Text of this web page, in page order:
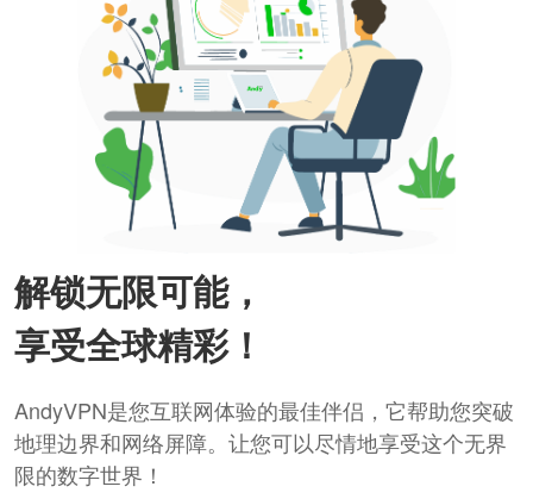
解锁无限可能，
享受全球精彩！
AndyVPN是您互联网体验的最佳伴侣，它帮助您突破
地理边界和网络屏障。让您可以尽情地享受这个无界
限的数字世界！